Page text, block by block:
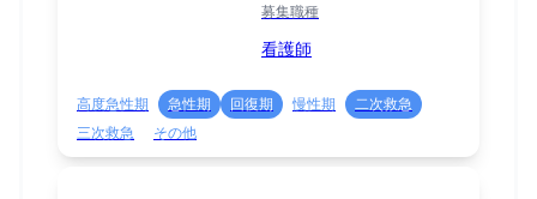
募集職種
看護師
高度急性期 急性期 回復期 慢性期
二次救急
三次救急
その他